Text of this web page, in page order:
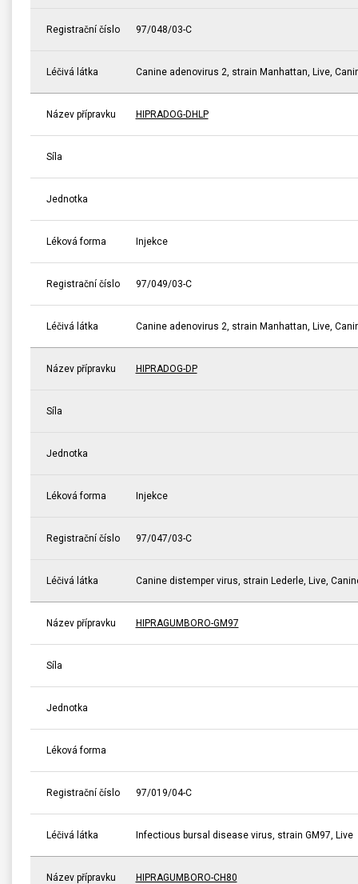
Registrační číslo 97/048/03-C
Léčivá látka Canine adenovirus 2, strain Manhattan, Live,
Název přípravku HIPRADOG-DHLP
Síla
Jednotka
Léková forma Injekce
Registrační číslo 97/049/03-C
Léčivá látka Canine adenovirus 2, strain Manhattan, Live,
Název přípravku HIPRADOG-DP
Síla
Jednotka
Léková forma Injekce
Registrační číslo 97/047/03-C
Léčivá látka Canine distemper virus, strain Lederle, Live,
Název přípravku HIPRAGUMBORO-GM97
Síla
Jednotka
Léková forma
Registrační číslo 97/019/04-C
Léčivá látka Infectious bursal disease virus, strain GM97, Live
Název přípravku HIPRAGUMBORO-CH80